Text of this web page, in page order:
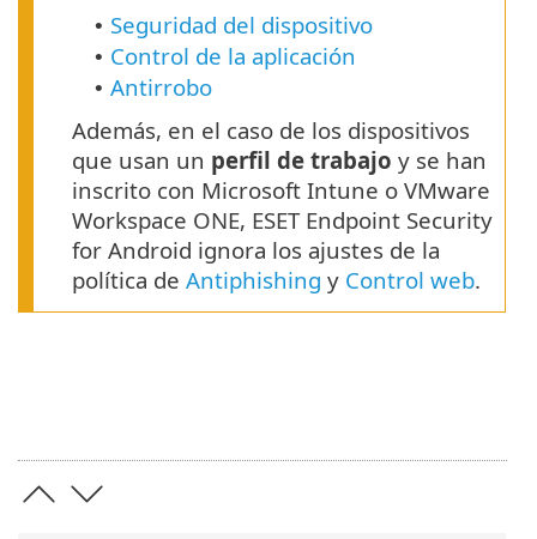
• Seguridad del dispositivo
• Control de la aplicación
• Antirrobo
Además, en el caso de los dispositivos
que usan un perfil de trabajo y se han
inscrito con Microsoft Intune o VMware
Workspace ONE, ESET Endpoint Security
for Android ignora los ajustes de la
política de Antiphishing y Control web.